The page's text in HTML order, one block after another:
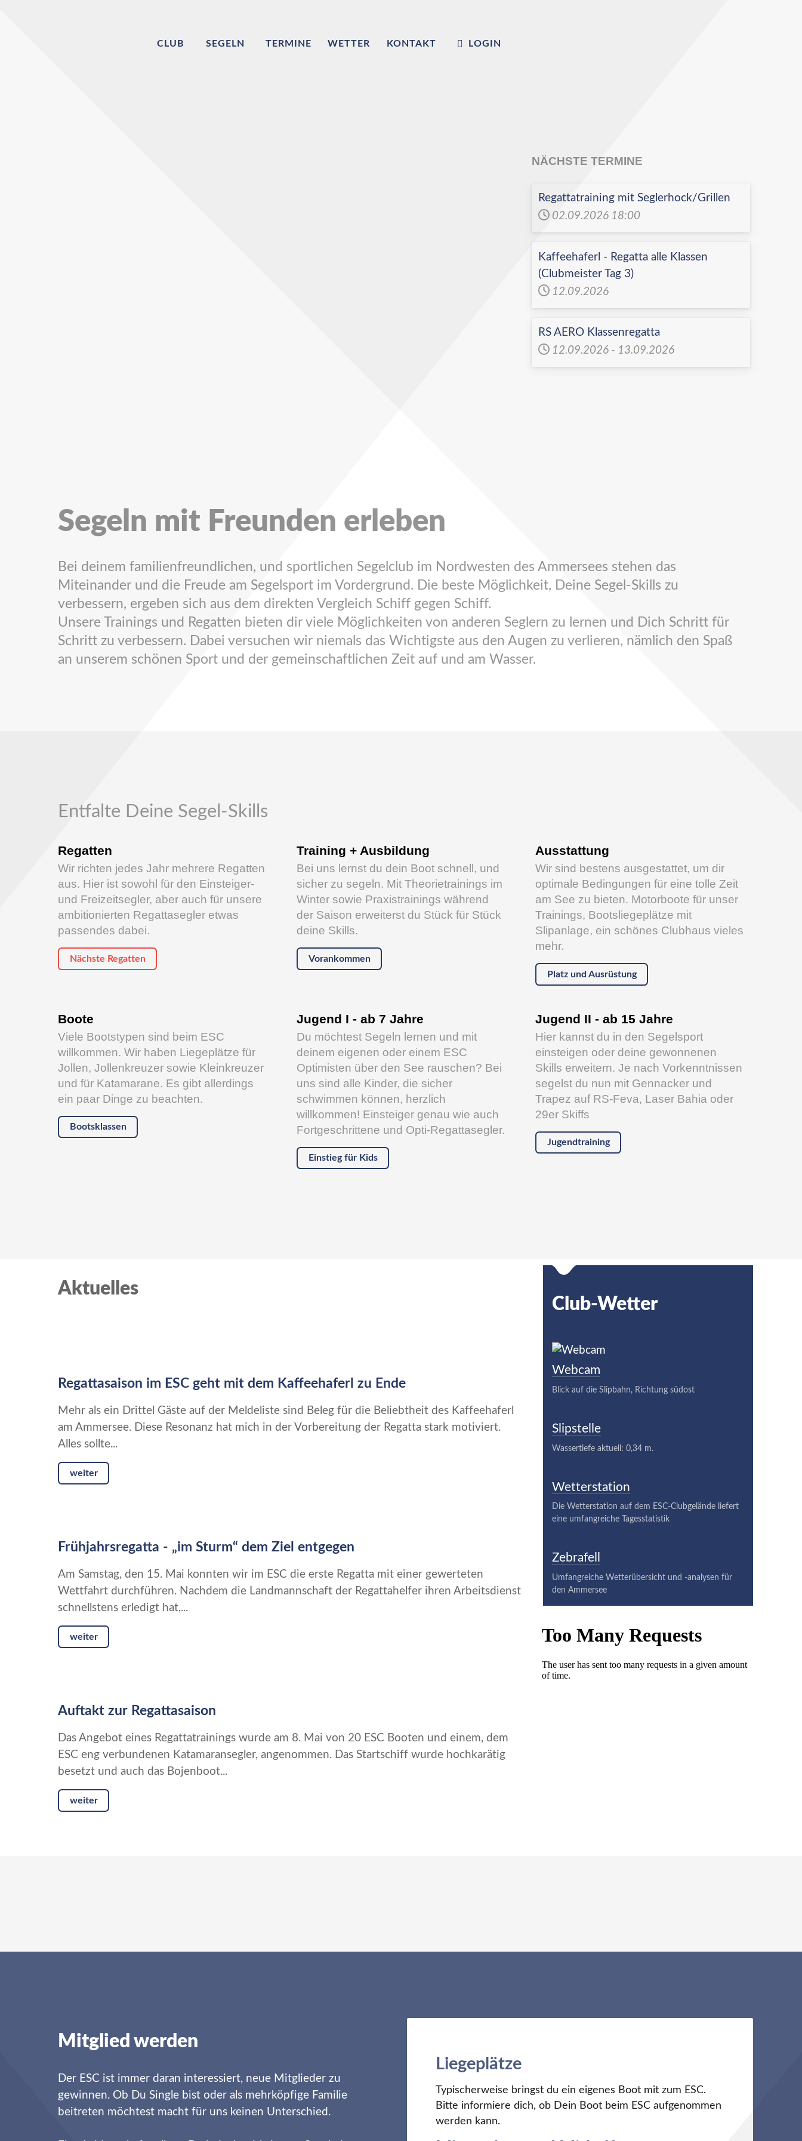
CLUB SEGELN TERMINE WETTER KONTAKT LOGIN
NÄCHSTE TERMINE
Regattatraining mit Seglerhock/Grillen
02.09.2026 18:00
Kaffeehaferl - Regatta alle Klassen
(Clubmeister Tag 3)
12.09.2026
RS AERO Klassenregatta
12.09.2026 - 13.09.2026
Segeln mit Freunden erleben
Bei deinem familienfreundlichen, und sportlichen Segelclub im Nordwesten des Ammersees stehen das
Miteinander und die Freude am Segelsport im Vordergrund. Die beste Möglichkeit, Deine Segel-Skills zu
verbessern, ergeben sich aus dem direkten Vergleich Schiff gegen Schiff.
Unsere Trainings und Regatten bieten dir viele Möglichkeiten von anderen Seglern zu lernen und Dich Schritt für
Schritt zu verbessern. Dabei versuchen wir niemals das Wichtigste aus den Augen zu verlieren, nämlich den Spaß
an unserem schönen Sport und der gemeinschaftlichen Zeit auf und am Wasser.
Entfalte Deine Segel-Skills
Regatten
Wir richten jedes Jahr mehrere Regatten
aus. Hier ist sowohl für den Einsteiger-
und Freizeitsegler, aber auch für unsere
ambitionierten Regattasegler etwas
passendes dabei.
Nächste Regatten
Training + Ausbildung
Bei uns lernst du dein Boot schnell, und
sicher zu segeln. Mit Theorietrainings im
Winter sowie Praxistrainings während
der Saison erweiterst du Stück für Stück
deine Skills.
Vorankommen
Ausstattung
Wir sind bestens ausgestattet, um dir
optimale Bedingungen für eine tolle Zeit
am See zu bieten. Motorboote für unser
Trainings, Bootsliegeplätze mit
Slipanlage, ein schönes Clubhaus vieles
mehr.
Platz und Ausrüstung
Boote
Viele Bootstypen sind beim ESC
willkommen. Wir haben Liegeplätze für
Jollen, Jollenkreuzer sowie Kleinkreuzer
und für Katamarane. Es gibt allerdings
ein paar Dinge zu beachten.
Bootsklassen
Jugend I - ab 7 Jahre
Du möchtest Segeln lernen und mit
deinem eigenen oder einem ESC
Optimisten über den See rauschen? Bei
uns sind alle Kinder, die sicher
schwimmen können, herzlich
willkommen! Einsteiger genau wie auch
Fortgeschrittene und Opti-Regattasegler.
Einstieg für Kids
Jugend II - ab 15 Jahre
Hier kannst du in den Segelsport
einsteigen oder deine gewonnenen
Skills erweitern. Je nach Vorkenntnissen
segelst du nun mit Gennacker und
Trapez auf RS-Feva, Laser Bahia oder
29er Skiffs
Jugendtraining
Aktuelles
Regattasaison im ESC geht mit dem Kaffeehaferl zu Ende
Mehr als ein Drittel Gäste auf der Meldeliste sind Beleg für die Beliebtheit des Kaffeehaferl
am Ammersee. Diese Resonanz hat mich in der Vorbereitung der Regatta stark motiviert.
Alles sollte...
weiter
Frühjahrsregatta - „im Sturm“ dem Ziel entgegen
Am Samstag, den 15. Mai konnten wir im ESC die erste Regatta mit einer gewerteten
Wettfahrt durchführen. Nachdem die Landmannschaft der Regattahelfer ihren Arbeitsdienst
schnellstens erledigt hat,...
weiter
Auftakt zur Regattasaison
Das Angebot eines Regattatrainings wurde am 8. Mai von 20 ESC Booten und einem, dem
ESC eng verbundenen Katamaransegler, angenommen. Das Startschiff wurde hochkarätig
besetzt und auch das Bojenboot...
weiter
Club-Wetter
Webcam
Blick auf die Slipbahn, Richtung südost
Slipstelle
Wassertiefe aktuell: 0,34 m.
Wetterstation
Die Wetterstation auf dem ESC-Clubgelände liefert
eine umfangreiche Tagesstatistik
Zebrafell
Umfangreiche Wetterübersicht und -analysen für
den Ammersee
Mitglied werden
Der ESC ist immer daran interessiert, neue Mitglieder zu
gewinnen. Ob Du Single bist oder als mehrköpfige Familie
beitreten möchtest macht für uns keinen Unterschied.
Liegeplätze
Typischerweise bringst du ein eigenes Boot mit zum ESC.
Bitte informiere dich, ob Dein Boot beim ESC aufgenommen
werden kann.